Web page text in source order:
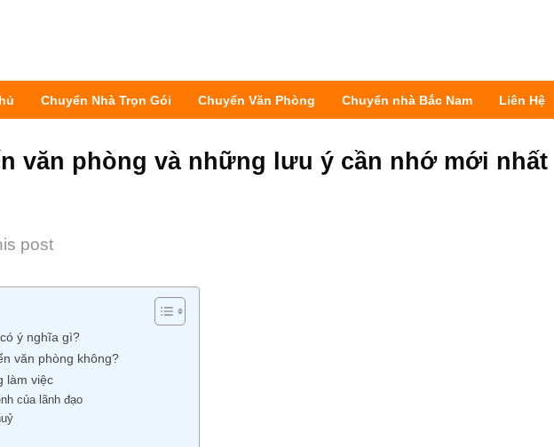
Chuyển Nhà Trọn Gói Chuyển Văn Phòng Chuyển nhà Bắc Nam Liên Hệ
văn phòng và những lưu ý cần nhớ mới nhất
post
ý nghĩa gì?
văn phòng không?
làm việc
của lãnh đạo